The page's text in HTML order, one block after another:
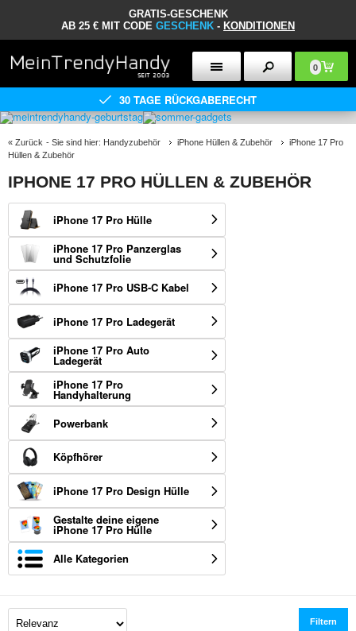
GRATIS-GESCHENK
AB 25 € MIT CODE GESCHENK - KONDITIONEN
0
30 TAGE RÜCKGABERECHT
« Zurück - Sie sind hier: Handyzubehör iPhone Hüllen & Zubehör
iPhone 17 Pro
Hüllen & Zubehör
IPHONE 17 PRO HÜLLEN & ZUBEHÖR
iPhone 17 Pro Hülle
iPhone 17 Pro Panzerglas
und Schutzfolie
iPhone 17 Pro USB-C Kabel
iPhone 17 Pro Ladegerät
iPhone 17 Pro Auto
Ladegerät
iPhone 17 Pro
Handyhalterung
Powerbank
Köpfhörer
iPhone 17 Pro Design Hülle
Gestalte deine eigene
iPhone 17 Pro Hülle
Alle Kategorien
Filtern